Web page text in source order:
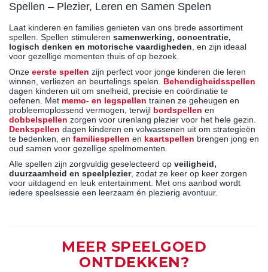
Spellen – Plezier, Leren en Samen Spelen
Laat kinderen en families genieten van ons brede assortiment
spellen. Spellen stimuleren samenwerking, concentratie,
logisch denken en motorische vaardigheden, en zijn ideaal
voor gezellige momenten thuis of op bezoek.
Onze eerste spellen zijn perfect voor jonge kinderen die leren
winnen, verliezen en beurtelings spelen. Behendigheidsspellen
dagen kinderen uit om snelheid, precisie en coördinatie te
oefenen. Met memo- en legspellen trainen ze geheugen en
probleemoplossend vermogen, terwijl bordspellen en
dobbelspellen zorgen voor urenlang plezier voor het hele gezin.
Denkspellen dagen kinderen en volwassenen uit om strategieën
te bedenken, en familiespellen en kaartspellen brengen jong en
oud samen voor gezellige spelmomenten.
Alle spellen zijn zorgvuldig geselecteerd op veiligheid,
duurzaamheid en speelplezier, zodat ze keer op keer zorgen
voor uitdagend en leuk entertainment. Met ons aanbod wordt
iedere speelsessie een leerzaam én plezierig avontuur.
MEER SPEELGOED
ONTDEKKEN?